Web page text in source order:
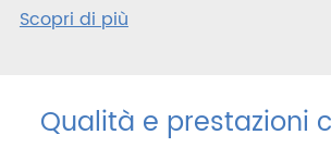
Scopri di più
Qualità e prestazioni